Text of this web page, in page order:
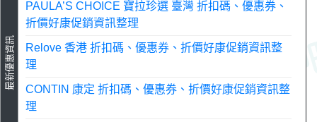
最新優惠資訊
PAULA’S CHOICE 寶拉珍選 臺灣 折扣碼、優惠券、
折價好康促銷資訊整理
Relove 香港 折扣碼、優惠券、折價好康促銷資訊整
理
CONTIN 康定 折扣碼、優惠券、折價好康促銷資訊整
理